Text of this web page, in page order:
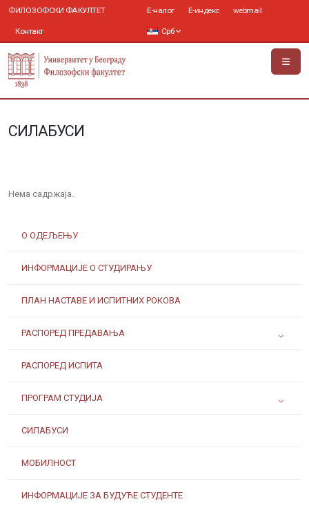
ФИЛОЗОФСКИ ФАКУЛТЕТ
Контакт
Е-налог Е-индекс webmail
Срб
СИЛАБУСИ
О ОДЕЉЕЊУ
ИНФОРМАЦИЈЕ О СТУДИРАЊУ
ПЛАН НАСТАВЕ И ИСПИТНИХ РОКОВА
РАСПОРЕД ПРЕДАВАЊА
РАСПОРЕД ИСПИТА
ПРОГРАМ СТУДИЈА
СИЛАБУСИ
МОБИЛНОСТ
ИНФОРМАЦИЈЕ ЗА БУДУЋЕ СТУДЕНТЕ
Нема садржаја.